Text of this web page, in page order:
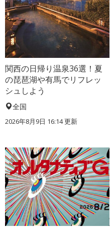
関西の日帰り温泉36選！夏
の琵琶湖や有馬でリフレッ
シュしよう
全国
2026年8月9日 16:14更新